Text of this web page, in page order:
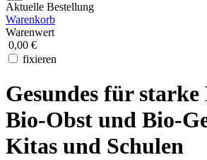
Aktuelle Bestellung
Warenkorb
Warenwert
0,00 €
fixieren
Gesundes für
Bio-Obst und Bio-
Kitas und Schulen